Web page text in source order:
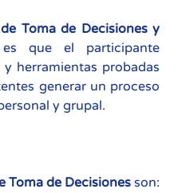
Toma de Decisiones y
que el participante
herramientas probadas
generar un proceso
y grupal.
Toma de Decisiones son: